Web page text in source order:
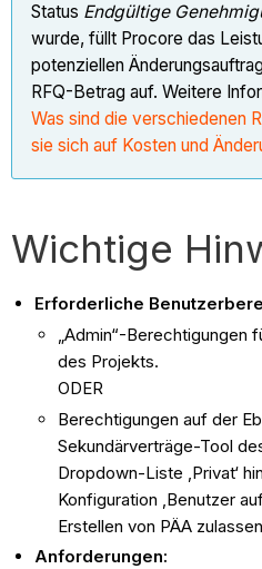
Status Endgültige
wurde, füllt Procore das
potenziellen
RFQ-Betrag auf. Weitere
Was sind die verschiedenen
sie sich auf Kosten und
Wichtige
Erforderliche
„Admin“-Berechtigungen
des Projekts.
ODER
Berechtigungen auf der
Sekundärverträge-Tool
Dropdown-Liste ‚Privat‘
Konfiguration ‚Benutzer
Erstellen von PÄA
Anforderungen: